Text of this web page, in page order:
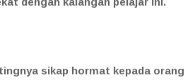
sikap hormat kepada orang